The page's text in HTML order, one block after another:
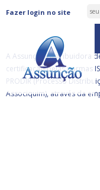
Fazer login no site
ASSUNÇÃO
CERTIFICADA PELA
A Assunção Distribuidora
certificação pelas normas
PRODIR (Processo
Associquim), através da